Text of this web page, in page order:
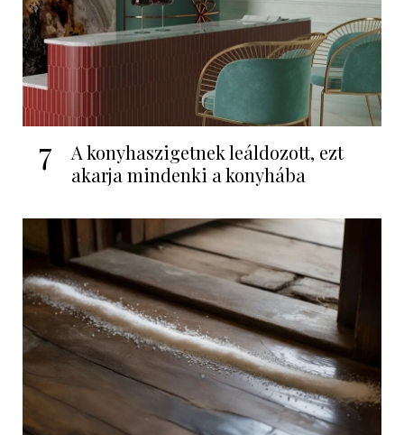
7
A konyhaszigetnek leáldozott, ezt
akarja mindenki a konyhába